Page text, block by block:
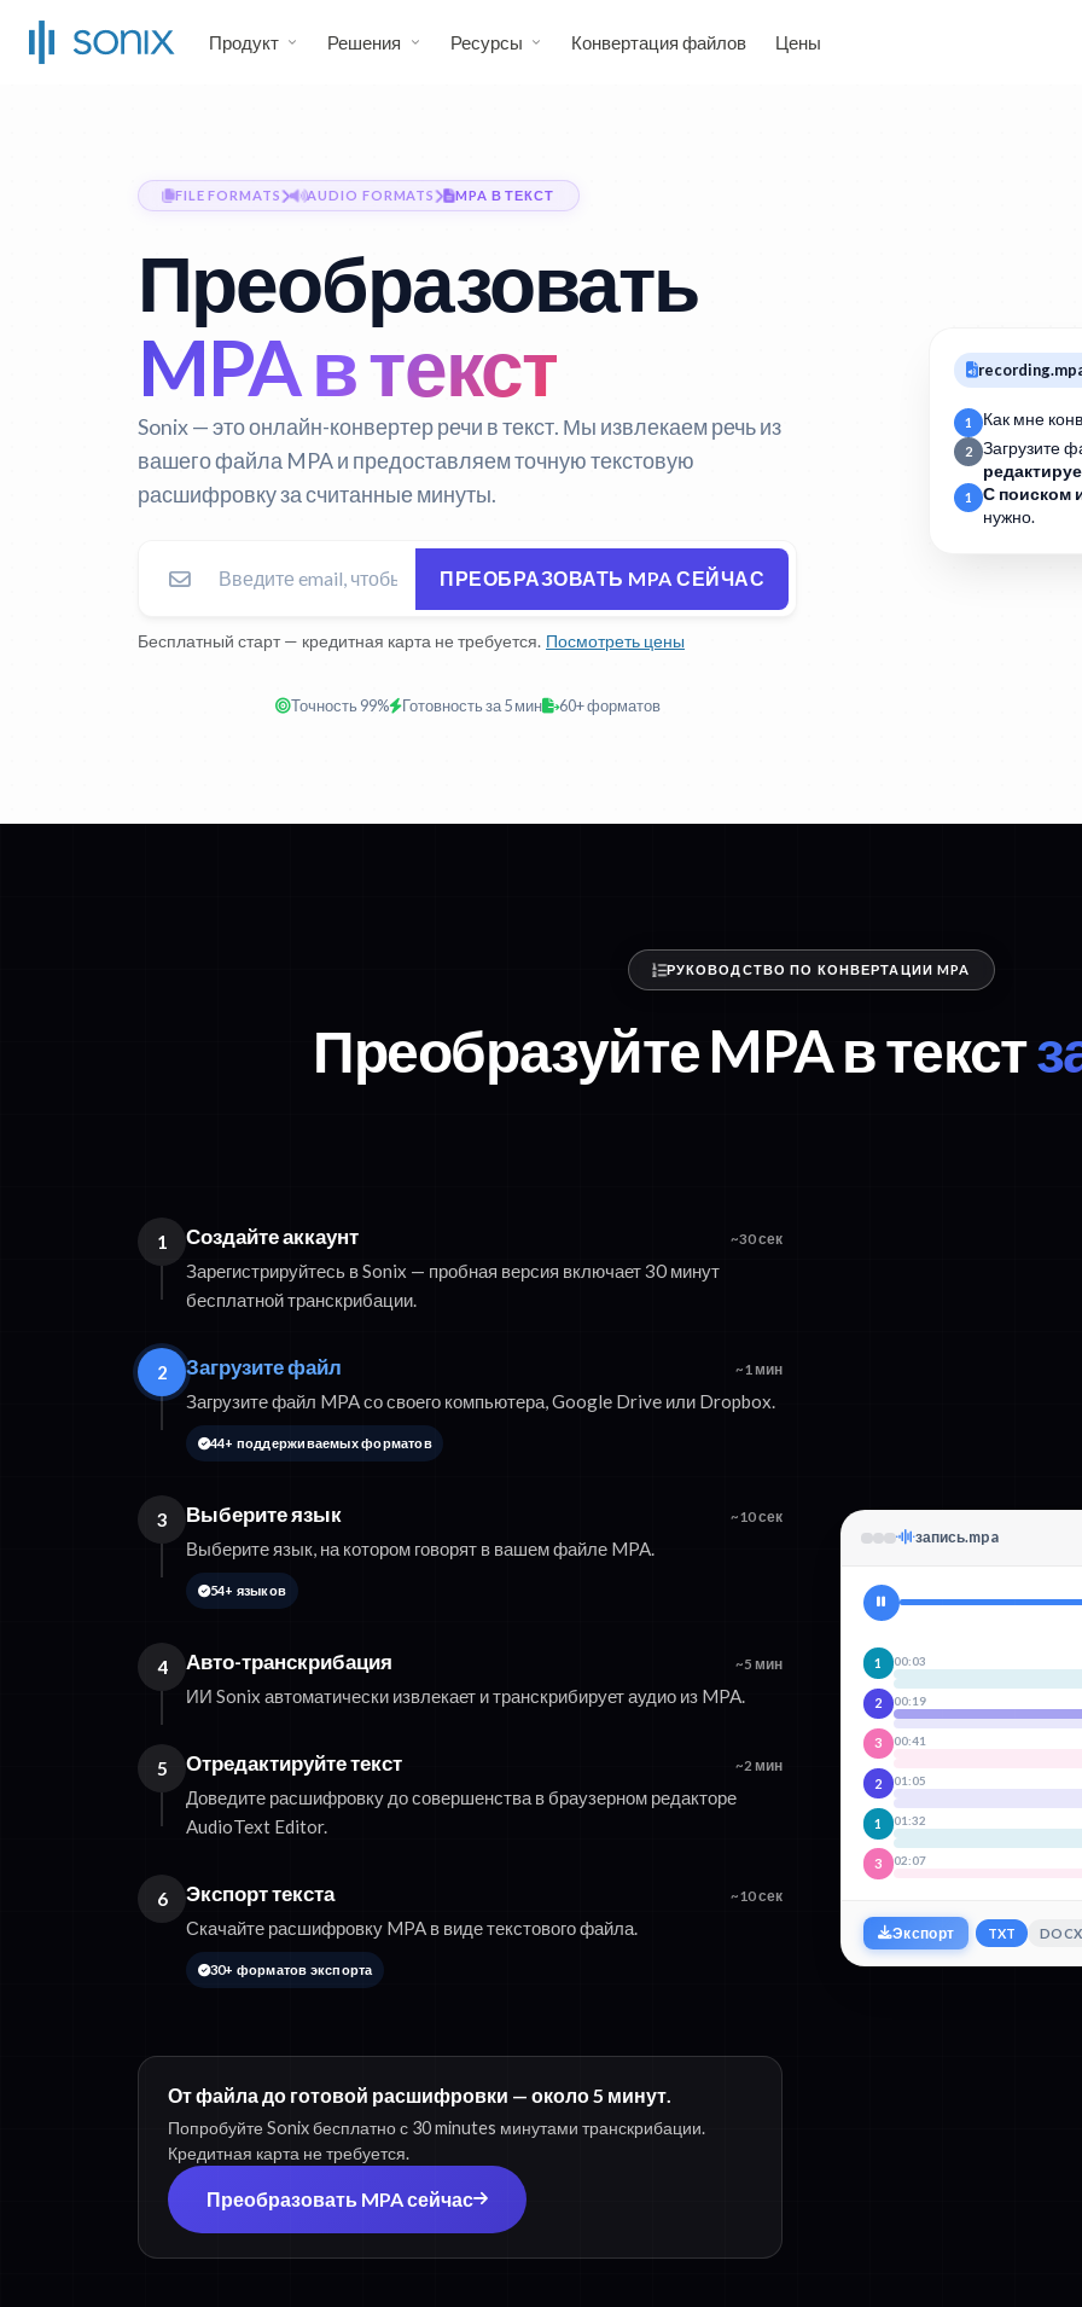
Продукт Решения Ресурсы Конвертация файлов Цены
FILE FORMATS AUDIO FORMATS MPA В ТЕКСТ
Преобразовать
MPA в текст
Sonix — это онлайн-конвертер речи в текст. Мы извлекаем речь из
вашего файла MPA и предоставляем точную текстовую
расшифровку за считанные минуты.
ПРЕОБРАЗОВАТЬ MPA СЕЙЧАС
Бесплатный старт — кредитная карта не требуется. Посмотреть цены
Точность 99% Готовность за 5 мин 60+ форматов
1 Как мне
2
Загрузите
1
С поиском
нужно.
РУКОВОДСТВО ПО КОНВЕРТАЦИИ MPA
Преобразуйте MPA в текст
1 Создайте аккаунт ~30 сек
Зарегистрируйтесь в Sonix — пробная версия включает 30 минут
бесплатной транскрибации.
2 Загрузите файл ~1 мин
Загрузите файл MPA со своего компьютера, Google Drive или Dropbox.
44+ поддерживаемых форматов
3 Выберите язык ~10 сек
Выберите язык, на котором говорят в вашем файле MPA.
54+ языков
4 Авто-транскрибация ~5 мин
ИИ Sonix автоматически извлекает и транскрибирует аудио из MPA.
5 Отредактируйте текст ~2 мин
Доведите расшифровку до совершенства в браузерном редакторе
AudioText Editor.
6 Экспорт текста ~10 сек
Скачайте расшифровку MPA в виде текстового файла.
30+ форматов экспорта
От файла до готовой расшифровки — около 5 минут.
Попробуйте Sonix бесплатно с 30 minutes минутами транскрибации.
Кредитная карта не требуется.
Преобразовать MPA сейчас
запись.mpa
1 00:03
2 00:19
3 00:41
2 01:05
1 01:32
3 02:07
Экспорт TXT DOCX